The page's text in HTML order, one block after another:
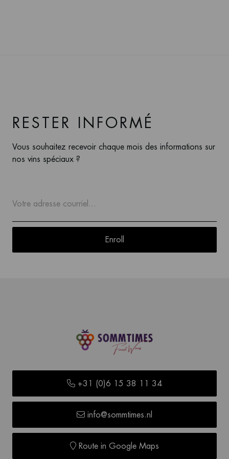
RESTER INFORMÉ
Vous souhaitez recevoir chaque mois des informations sur
nos vins spéciaux ?
Enroll
+31 (0)6 15 38 11 34
info@sommtimes.nl
Route in Google Maps